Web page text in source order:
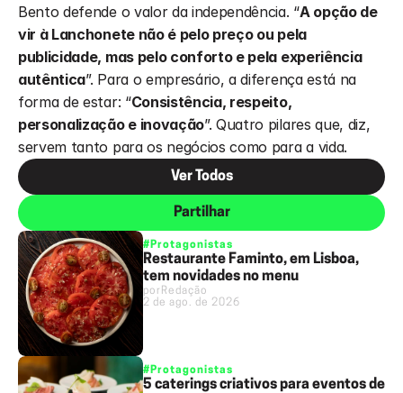
Bento defende o valor da independência. “A opção de
vir à Lanchonete não é pelo preço ou pela
publicidade, mas pelo conforto e pela experiência
autêntica”. Para o empresário, a diferença está na
forma de estar: “Consistência, respeito,
personalização e inovação”. Quatro pilares que, diz,
servem tanto para os negócios como para a vida.
Ver Todos
Partilhar
#Protagonistas
Restaurante Faminto, em Lisboa,
tem novidades no menu
por Redação
2 de ago. de 2026
#Protagonistas
5 caterings criativos para eventos de